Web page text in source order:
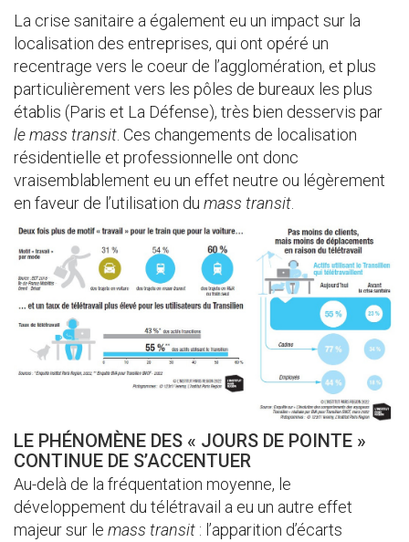
La crise sanitaire a également eu un impact sur la
localisation des entreprises, qui ont opéré un
recentrage vers le coeur de l’agglomération, et plus
particulièrement vers les pôles de bureaux les plus
établis (Paris et La Défense), très bien desservis par
le mass transit . Ces changements de localisation
résidentielle et professionnelle ont donc
vraisemblablement eu un effet neutre ou légèrement
en faveur de l’utilisation du mass transit
LE PHÉNOMÈNE DES « JOURS DE POINTE »
CONTINUE DE S’ACCENTUER
Au-delà de la fréquentation moyenne, le
développement du télétravail a eu un autre effet
majeur sur le mass transit : l’apparition d’écarts